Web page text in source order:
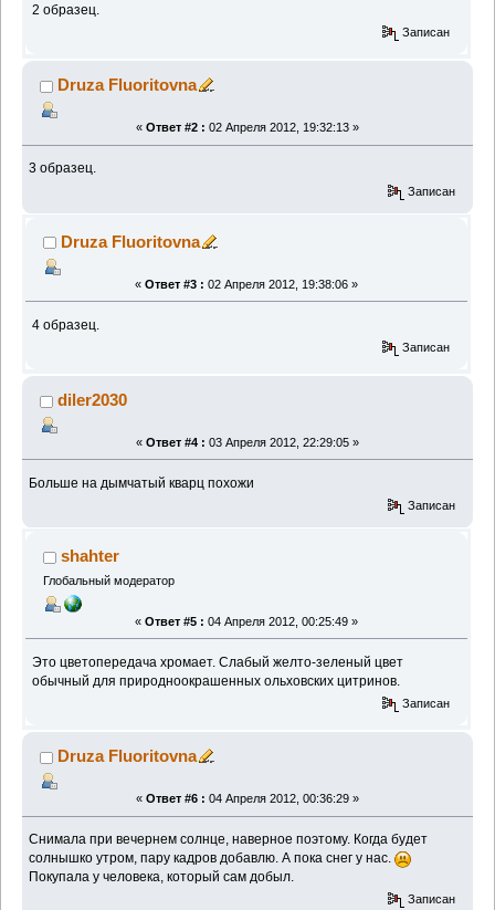
2 образец.
Записан
Druza Fluoritovna
« Ответ #2 : 02 Апреля 2012, 19:32:13 »
3 образец.
Записан
Druza Fluoritovna
« Ответ #3 : 02 Апреля 2012, 19:38:06 »
4 образец.
Записан
diler2030
« Ответ #4 : 03 Апреля 2012, 22:29:05 »
Больше на дымчатый кварц похожи
Записан
shahter
Глобальный модератор
« Ответ #5 : 04 Апреля 2012, 00:25:49 »
Это цветопередача хромает. Слабый желто-зеленый цвет
обычный для природноокрашенных ольховских цитринов.
Записан
Druza Fluoritovna
« Ответ #6 : 04 Апреля 2012, 00:36:29 »
Снимала при вечернем солнце, наверное поэтому. Когда будет
солнышко утром, пару кадров добавлю. А пока снег у нас.
Покупала у человека, который сам добыл.
Записан